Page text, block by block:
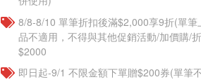
8/8-8/10 單筆折扣後滿$2,000享9折(單
品不適用，不得與其他促銷活動/加價購/
$2000
即日起-9/1 不限金額下單贈$200券(單筆